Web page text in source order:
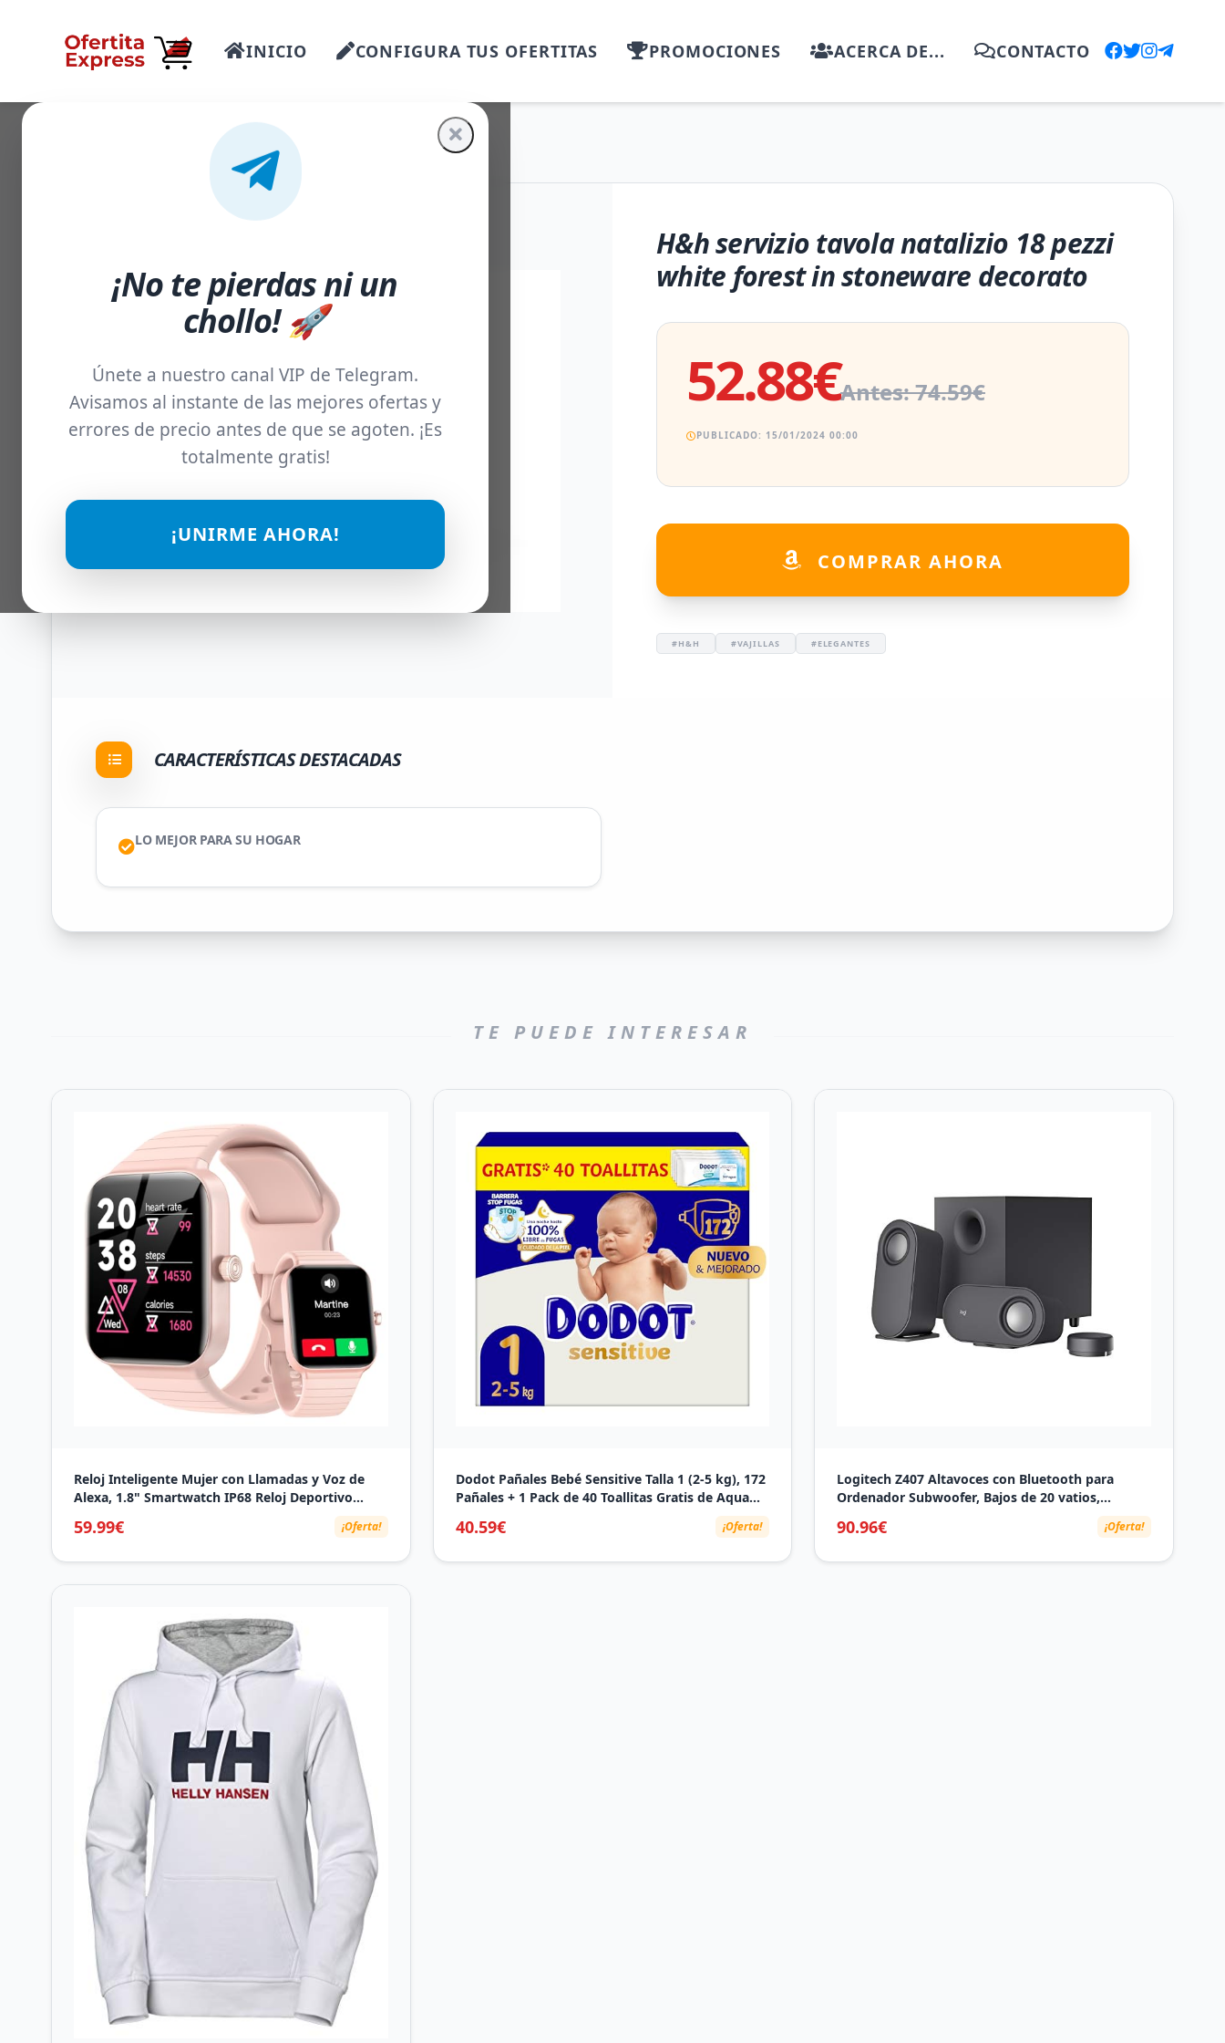
INICIO CONFIGURA TUS OFERTITAS PROMOCIONES ACERCA DE... CONTACTO
¡No te pierdas ni un
chollo! 🚀
Únete a nuestro canal VIP de Telegram.
Avisamos al instante de las mejores ofertas y
errores de precio antes de que se agoten. ¡Es
totalmente gratis!
¡UNIRME AHORA!
H&h servizio tavola natalizio 18 pezzi
white forest in stoneware decorato
52.88€Antes: 74.59€
PUBLICADO: 15/01/2024 00:00
COMPRAR AHORA
#H&H #VAJILLAS #ELEGANTES
CARACTERÍSTICAS DESTACADAS
LO MEJOR PARA SU HOGAR
TE PUEDE INTERESAR
Reloj Inteligente Mujer con Llamadas y Voz de
Alexa, 1.8" Smartwatch IP68 Reloj Deportivo
Hombre con 100+ Modos Deportivos, Pulsera
Actividad Pulsómetro/Monitor de
59.99€ ¡Oferta!
Dodot Pañales Bebé Sensitive Talla 1 (2-5 kg), 172
Pañales + 1 Pack de 40 Toallitas Gratis de Aqua
Plastic Free, Nº1 en Protección de la Piel de
Dodot, Pack Mensual
40.59€ ¡Oferta!
Logitech Z407 Altavoces con Bluetooth para
Ordenador Subwoofer, Bajos de 20 vatios,
Control inalámbrico, Sonido Envolvente, portátil,
Varias entradas, Altavoces compactos de Doble
90.96€ ¡Oferta!